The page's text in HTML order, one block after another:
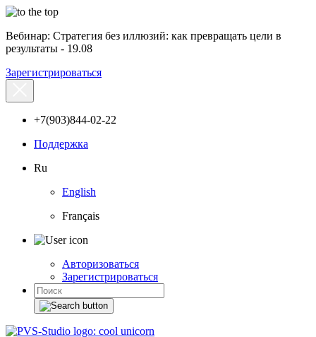
Вебинар: Стратегия без иллюзий: как превращать цели в
результаты - 19.08
Зарегистрироваться
+7(903)844-02-22
Поддержка
Ru
English
Français
Авторизоваться
Зарегистрироваться